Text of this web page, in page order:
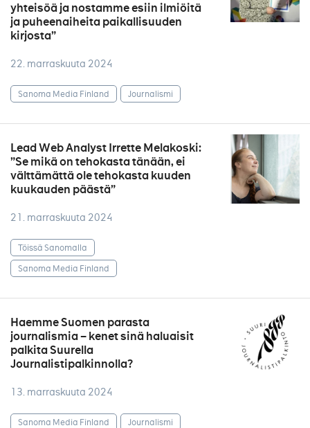
yhteisöä ja nostamme esiin ilmiöitä
ja puheenaiheita paikallisuuden
kirjosta”
22. marraskuuta 2024
Sanoma Media Finland Journalismi
Lead Web Analyst Irrette Melakoski:
”Se mikä on tehokasta tänään, ei
välttämättä ole tehokasta kuuden
kuukauden päästä”
21. marraskuuta 2024
Töissä Sanomalla
Sanoma Media Finland
Haemme Suomen parasta
journalismia – kenet sinä haluaisit
palkita Suurella
Journalistipalkinnolla?
13. marraskuuta 2024
Sanoma Media Finland Journalismi